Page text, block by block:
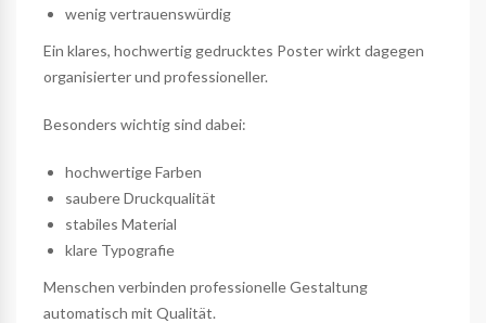
wenig vertrauenswürdig
Ein klares, hochwertig gedrucktes Poster wirkt dagegen
organisierter und professioneller.
Besonders wichtig sind dabei:
hochwertige Farben
saubere Druckqualität
stabiles Material
klare Typografie
Menschen verbinden professionelle Gestaltung
automatisch mit Qualität.